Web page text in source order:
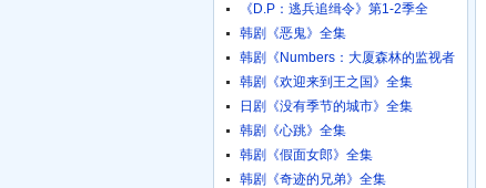
《D.P：逃兵追缉令》第1-2季全
韩剧《恶鬼》全集
韩剧《Numbers：大厦森林的监视者
们》全集
韩剧《欢迎来到王之国》全集
日剧《没有季节的城市》全集
韩剧《心跳》全集
韩剧《假面女郎》全集
韩剧《奇迹的兄弟》全集